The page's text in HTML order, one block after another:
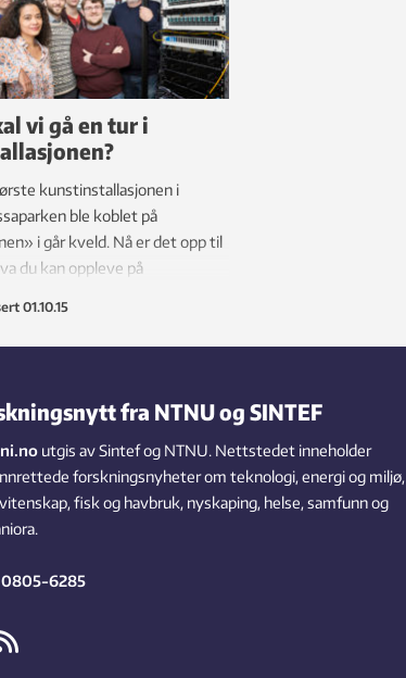
vi gå en tur i
kunstinstallasjonen i
ble koblet på
i går kveld. Nå er det opp til
du kan oppleve på
01.10.15
fra NTNU og SINTEF
utgis av Sintef og NTNU. Nettstedet inneholder
forskningsnyheter om teknologi, energi og miljø,
fisk og havbruk, nyskaping, helse, samfunn og
0805-6285